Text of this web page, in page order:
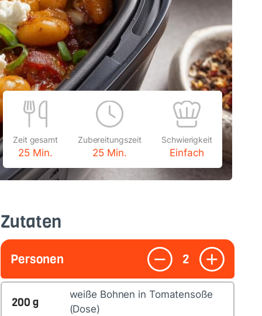
Zeit gesamt
25 Min.
Zubereitungszeit
25 Min.
Schwierigkeit
Einfach
Zutaten
Personen 2
200 g
weiße Bohnen in Tomatensoße
(Dose)